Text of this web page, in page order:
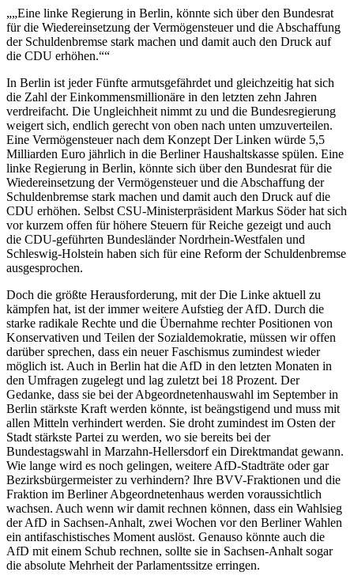
„Eine linke Regierung in Berlin, könnte sich über den Bundesrat
für die Wiedereinsetzung der Vermögensteuer und die Abschaffung
der Schuldenbremse stark machen und damit auch den Druck auf
die CDU erhöhen.“
In Berlin ist jeder Fünfte armutsgefährdet und gleichzeitig hat sich
die Zahl der Einkommensmillionäre in den letzten zehn Jahren
verdreifacht. Die Ungleichheit nimmt zu und die Bundesregierung
weigert sich, endlich gerecht von oben nach unten umzuverteilen.
Eine Vermögensteuer nach dem Konzept Der Linken würde 5,5
Milliarden Euro jährlich in die Berliner Haushaltskasse spülen. Eine
linke Regierung in Berlin, könnte sich über den Bundesrat für die
Wiedereinsetzung der Vermögensteuer und die Abschaffung der
Schuldenbremse stark machen und damit auch den Druck auf die
CDU erhöhen. Selbst CSU-Ministerpräsident Markus Söder hat sich
vor kurzem offen für höhere Steuern für Reiche gezeigt und auch
die CDU-geführten Bundesländer Nordrhein-Westfalen und
Schleswig-Holstein haben sich für eine Reform der Schuldenbremse
ausgesprochen.
Doch die größte Herausforderung, mit der Die Linke aktuell zu
kämpfen hat, ist der immer weitere Aufstieg der AfD. Durch die
starke radikale Rechte und die Übernahme rechter Positionen von
Konservativen und Teilen der Sozialdemokratie, müssen wir offen
darüber sprechen, dass ein neuer Faschismus zumindest wieder
möglich ist. Auch in Berlin hat die AfD in den letzten Monaten in
den Umfragen zugelegt und lag zuletzt bei 18 Prozent. Der
Gedanke, dass sie bei der Abgeordnetenhauswahl im September in
Berlin stärkste Kraft werden könnte, ist beängstigend und muss mit
allen Mitteln verhindert werden. Sie droht zumindest im Osten der
Stadt stärkste Partei zu werden, wo sie bereits bei der
Bundestagswahl in Marzahn-Hellersdorf ein Direktmandat gewann.
Wie lange wird es noch gelingen, weitere AfD-Stadträte oder gar
Bezirksbürgermeister zu verhindern? Ihre BVV-Fraktionen und die
Fraktion im Berliner Abgeordnetenhaus werden voraussichtlich
wachsen. Auch wenn wir damit rechnen können, dass ein Wahlsieg
der AfD in Sachsen-Anhalt, zwei Wochen vor den Berliner Wahlen
ein antifaschistisches Moment auslöst. Genauso könnte auch die
AfD mit einem Schub rechnen, sollte sie in Sachsen-Anhalt sogar
die absolute Mehrheit der Parlamentssitze erringen.